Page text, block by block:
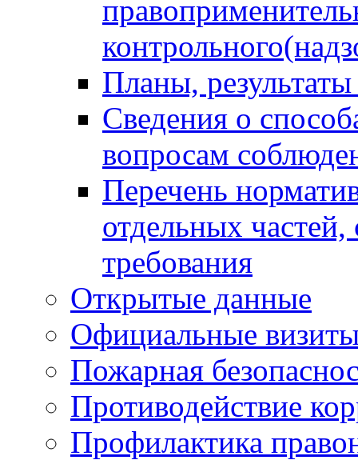
Планы,
Сведения о
вопросам
Перечень
отдельных
требования
Открытые данные
Официальные
Пожарная
Противодействие
Профилактика